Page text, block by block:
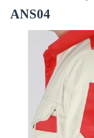
ANS04